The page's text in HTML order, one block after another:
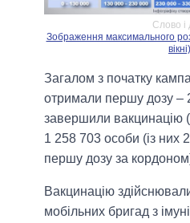
Слово і
Зображення максимального
вікні)
Загалом з початку
отримали першу дозу –
завершили вакцинацію
1 258 703 особи (із них
першу дозу за
Вакцинацію
мобільних бригад з